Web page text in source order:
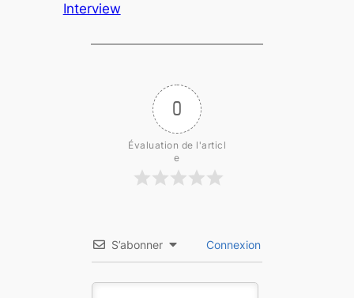
Interview
0
Évaluation de l'articl
e
S’abonner Connexion